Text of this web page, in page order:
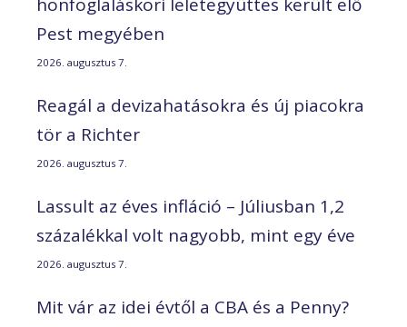
Pest megyében
2026. augusztus 7.
Reagál a devizahatásokra és új piacokra
tör a Richter
2026. augusztus 7.
Lassult az éves infláció – Júliusban 1,2
százalékkal volt nagyobb, mint egy éve
2026. augusztus 7.
Mit vár az idei évtől a CBA és a Penny?